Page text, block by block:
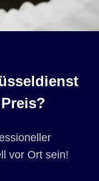
vor Ort sein!